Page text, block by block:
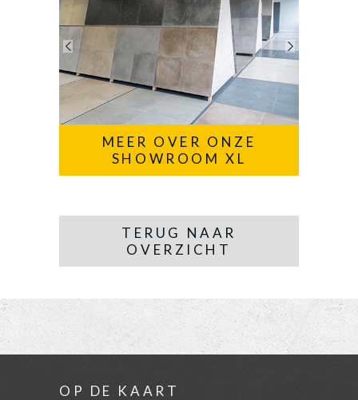
MEER OVER ONZE
SHOWROOM XL
TERUG NAAR
OVERZICHT
OP DE KAART